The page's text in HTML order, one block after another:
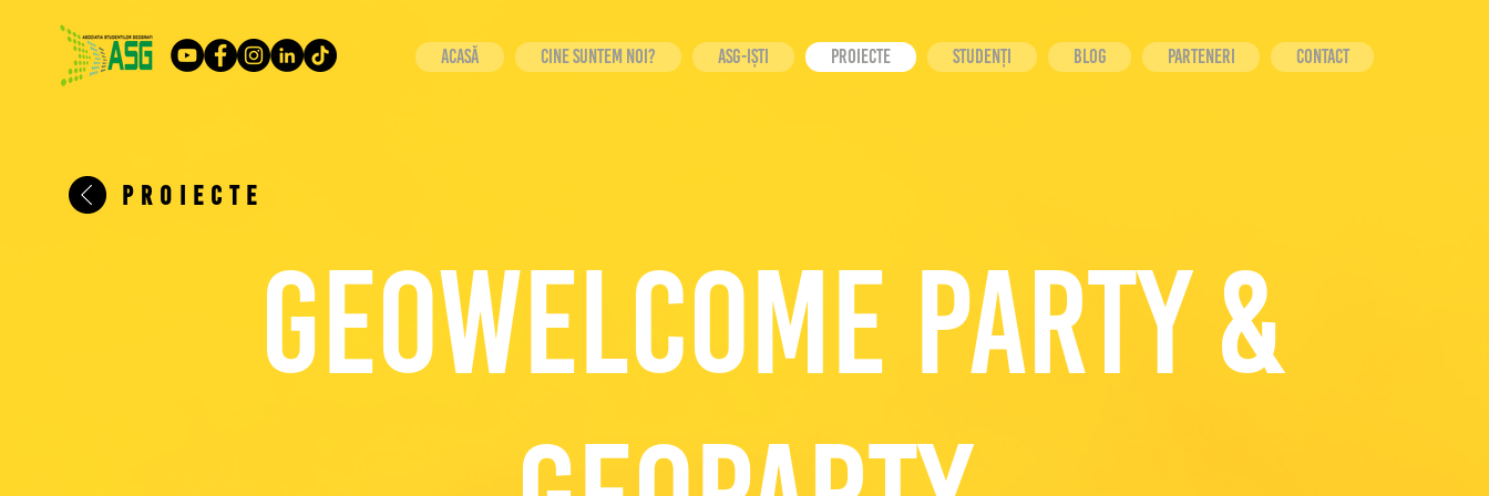
Acasă Cine suntem noi? ASG-IȘTI PROIECTE STUDENȚI BLOG Parteneri CONTACT
PROIECTE
geowelcome party &